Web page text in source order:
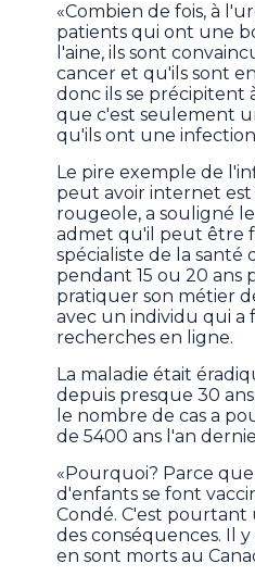
«Combien de fois, à
patients qui ont une
l'aine, ils sont
cancer et qu'ils sont
donc ils se précipitent
que c'est seulement
qu'ils ont une
Le pire exemple de
peut avoir internet est
rougeole, a souligné
admet qu'il peut être
spécialiste de la santé
pendant 15 ou 20 ans
pratiquer son métier
avec un individu qui a
recherches en ligne.
La maladie était
depuis presque 30
le nombre de cas a
de 5400 ans l'an
«Pourquoi? Parce
d'enfants se font
Condé. C'est pourtant
des conséquences. Il
en sont morts au